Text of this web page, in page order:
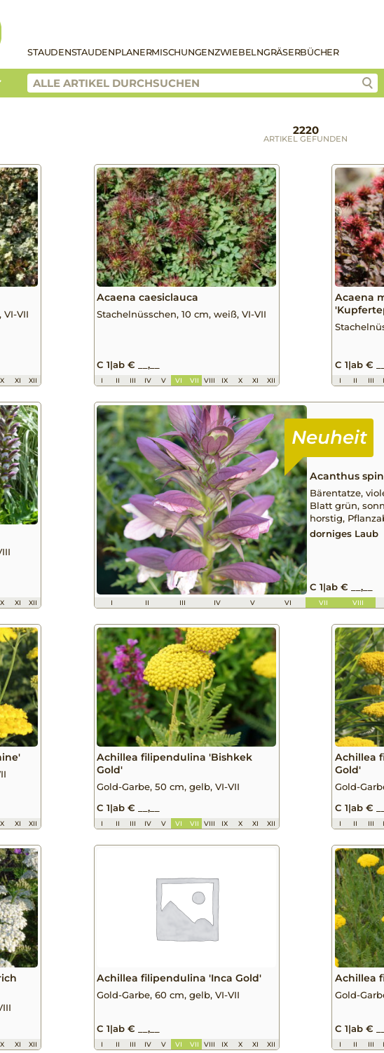
STAUDENSTAUDENPLANERMISCHUNGENZWIEBELNGRÄSERBÜCHER
2220
ARTIKEL GEFUNDEN
VI-VII
X XI XII
Acaena caesiclauca
Stachelnüsschen, 10 cm, weiß, VI-VII
C 1|ab € __,__
I II III IV V VI VII VIII IX X XI XII
Acaena
C 1|ab €
I II III
X XI XII
Acanthus
Bärentatze,
Blatt grün,
horstig,
dorniges Laub
C 1|ab € __,__
I II III IV V VI VII VIII
X XI XII
Achillea filipendulina 'Bishkek
Gold'
Gold-Garbe, 50 cm, gelb, VI-VII
C 1|ab € __,__
I II III IV V VI VII VIII IX X XI XII
Achillea
Gold'
Gold-
C 1|ab €
I II III
X XI XII
Achillea filipendulina 'Inca Gold'
Gold-Garbe, 60 cm, gelb, VI-VII
C 1|ab € __,__
I II III IV V VI VII VIII IX X XI XII
Achillea
Gold-
C 1|ab €
I II III